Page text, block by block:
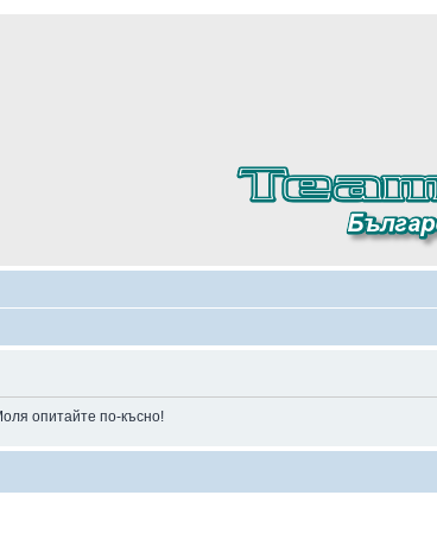
опитайте по-късно!